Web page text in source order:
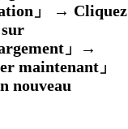
」 → Cliquez
」→
maintenant」
nouveau